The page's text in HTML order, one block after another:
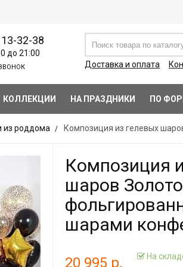
32-38
до 21:00
Доставка и оплата
КОЛЛЕКЦИИ НА ПРАЗДНИКИ ПО
из роддома Композиция из гелевых
Композиция
шаров
шарами
20 995 р. На